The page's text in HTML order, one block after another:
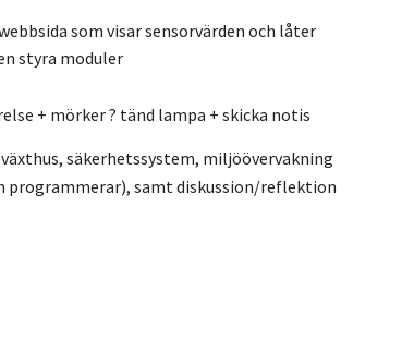
som visar sensorvärden och låter
styra moduler
+ mörker ? tänd lampa + skicka notis
säkerhetssystem, miljöövervakning
programmerar), samt diskussion/reflektion